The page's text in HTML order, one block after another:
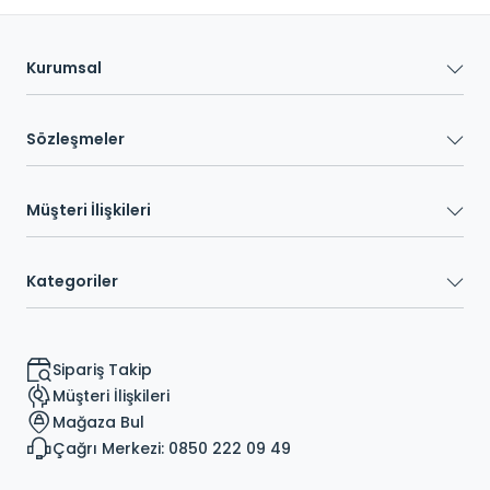
Kurumsal
Sözleşmeler
Müşteri İlişkileri
Kategoriler
Sipariş Takip
Müşteri İlişkileri
Mağaza Bul
Çağrı Merkezi: 0850 222 09 49